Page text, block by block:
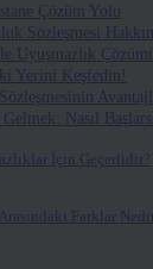
Çözüm Yolu
Sözleşmesi
Uyuşmazlık
Yerini Keşfedin!
Nasıl
İçin Geçerlidir?
Farklar